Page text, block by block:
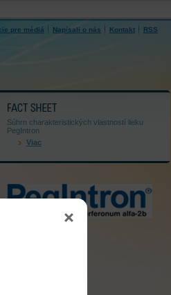
pre médiá Napísali o nás Kontakt RSS
FACT SHEET
Súhrn charakteristických vlastností lieku
PegIntron
Viac